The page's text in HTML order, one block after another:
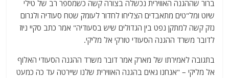
ברור שההגנה האווירית נכשלה בצורה קשה כשמספר רב של טילי
שיוט ומל"טים מתאבדים הצליחו לחדור לעומק שטח סעודיה ולגרום
נזק קשה למתקן נפט בין הגדולים שיש בסעודיה" אמר כתב סקיי ניוז
לדובר משרד ההגנה הסעודי טורקי אל מליקי.
בתגובה לאמירתו של מארק אמר דובר משרד ההגנה הסעודי האלוף
אל מליקי – "אנחנו גאים בהגנה האווירית שלנו שיירטה עד כה כמעט